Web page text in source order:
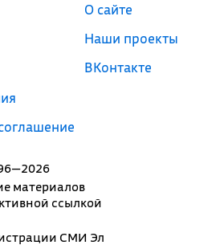
материалов
ссылкой
СМИ Эл
О сайте
Наши проекты
ВКонтакте